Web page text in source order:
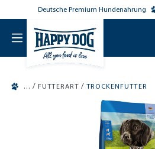
springen
Deutsche Premium Hundenahrung
/ FUTTERART / TROCKENFUTTER